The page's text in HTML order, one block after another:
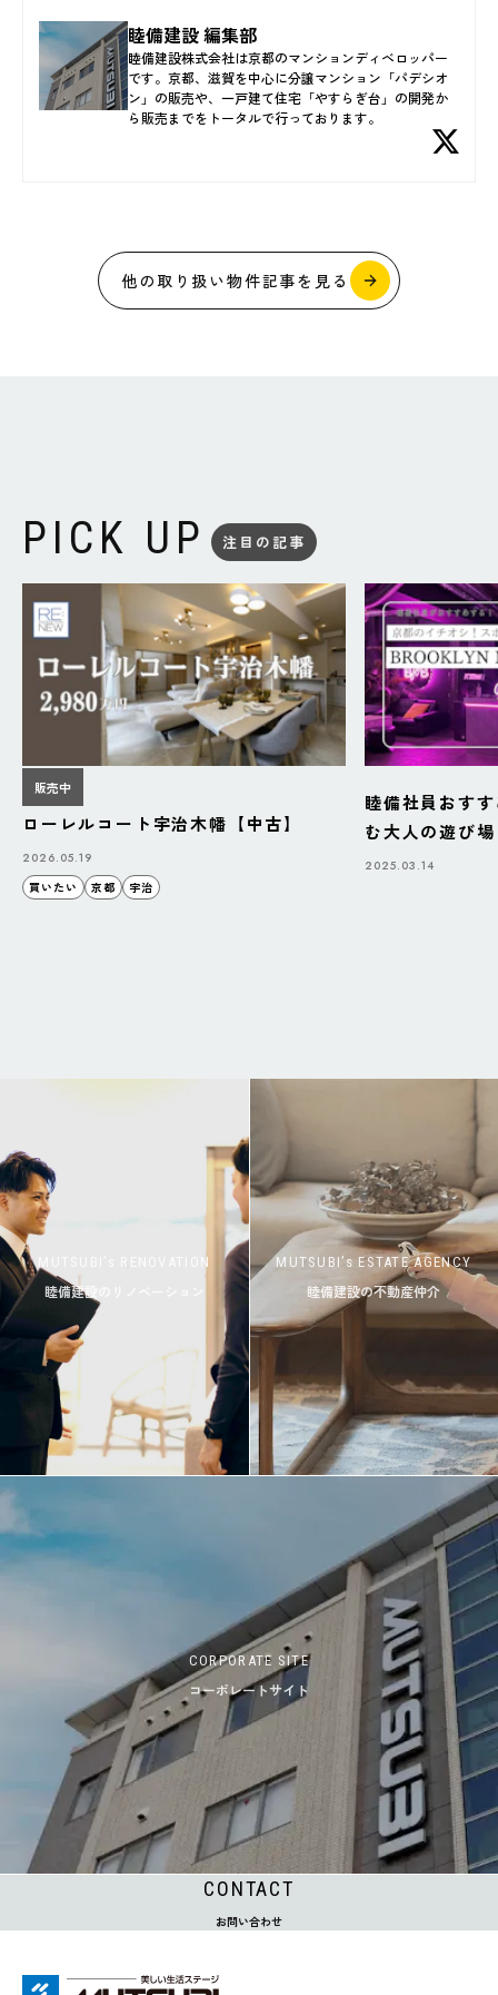
睦備建設 編集部
睦備建設株式会社は京都のマンションディベロッパー
です。京都、滋賀を中心に分譲マンション「パデシオ
ン」の販売や、一戸建て住宅「やすらぎ台」の開発か
ら販売までをトータルで行っております。
他の取り扱い物件記事を見る
PICK UP 注目の記事
販売中
ローレルコート宇治木幡【中古】
2026.05.19
買いたい
京都 宇治
睦備社員おす
む大人の遊び
BAZAAR」
2025.03.14
MUTSUBI’s RENOVATION
睦備建設のリノベーション
MUTSUBI’s ESTATE AGENCY
睦備建設の不動産仲介
CORPORATE SITE
コーポレートサイト
CONTACT
お問い合わせ